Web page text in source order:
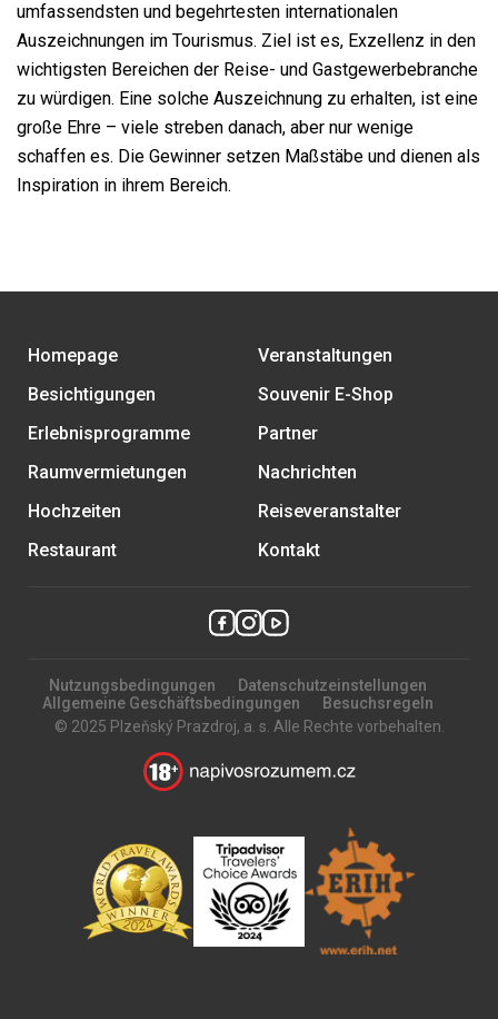
umfassendsten und begehrtesten internationalen
Auszeichnungen im Tourismus. Ziel ist es, Exzellenz in den
wichtigsten Bereichen der Reise- und Gastgewerbebranche
zu würdigen. Eine solche Auszeichnung zu erhalten, ist eine
große Ehre – viele streben danach, aber nur wenige
schaffen es. Die Gewinner setzen Maßstäbe und dienen als
Inspiration in ihrem Bereich.
Homepage
Besichtigungen
Erlebnisprogramme
Raumvermietungen
Hochzeiten
Restaurant
Veranstaltungen
Souvenir E-Shop
Partner
Nachrichten
Reiseveranstalter
Kontakt
Nutzungsbedingungen
Datenschutzeinstellungen
Allgemeine Geschäftsbedingungen
Besuchsregeln
© 2025 Plzeňský Prazdroj, a. s. Alle Rechte vorbehalten.